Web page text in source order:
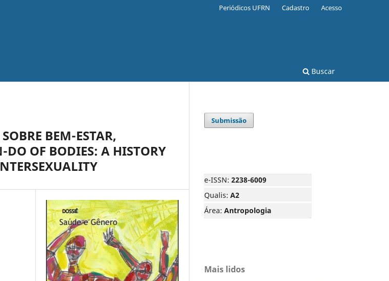
Buscar
Periódicos UFRN Cadastro Acesso
BEM-ESTAR,
OF BODIES: A HISTORY
Submissão
e-ISSN: 2238-6009
Qualis: A2
Área: Antropologia
Mais lidos